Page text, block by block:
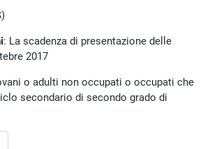
: La scadenza di presentazione delle
2017
o adulti non occupati o occupati che
secondario di secondo grado di